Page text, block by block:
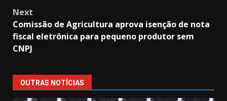
Next
Comissão de Agricultura aprova isenção de nota
fiscal eletrônica para pequeno produtor sem
CNPJ
OUTRAS NOTÍCIAS